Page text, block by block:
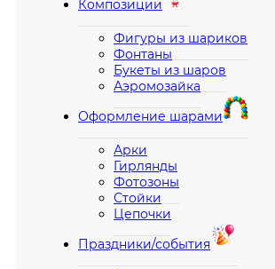
Композиции
Фигуры из шариков
Фонтаны
Букеты из шаров
Аэромозайка
Оформление шарами
Арки
Гирлянды
Фотозоны
Стойки
Цепочки
Праздники/события